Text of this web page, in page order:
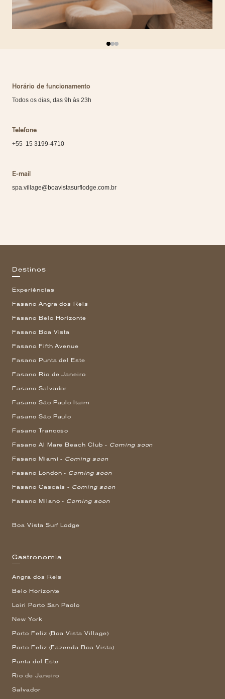
Horário de funcionamento
Todos os dias, das 9h às 23h
Telefone
+55 15 3199-4710
E-mail
spa.village@boavistasurflodge.com.br
Destinos
Experiências
Fasano Angra dos Reis
Fasano Belo Horizonte
Fasano Boa Vista
Fasano Fifth Avenue
Fasano Punta del Este
Fasano Rio de Janeiro
Fasano Salvador
Fasano São Paulo Itaim
Fasano São Paulo
Fasano Trancoso
Fasano Al Mare Beach Club - Coming soon
Fasano Miami - Coming soon
Fasano London - Coming soon
Fasano Cascais - Coming soon
Fasano Milano - Coming soon
Boa Vista Surf Lodge
Gastronomia
Angra dos Reis
Belo Horizonte
Loiri Porto San Paolo
New York
Porto Feliz (Boa Vista Village)
Porto Feliz (Fazenda Boa Vista)
Punta del Este
Rio de Janeiro
Salvador